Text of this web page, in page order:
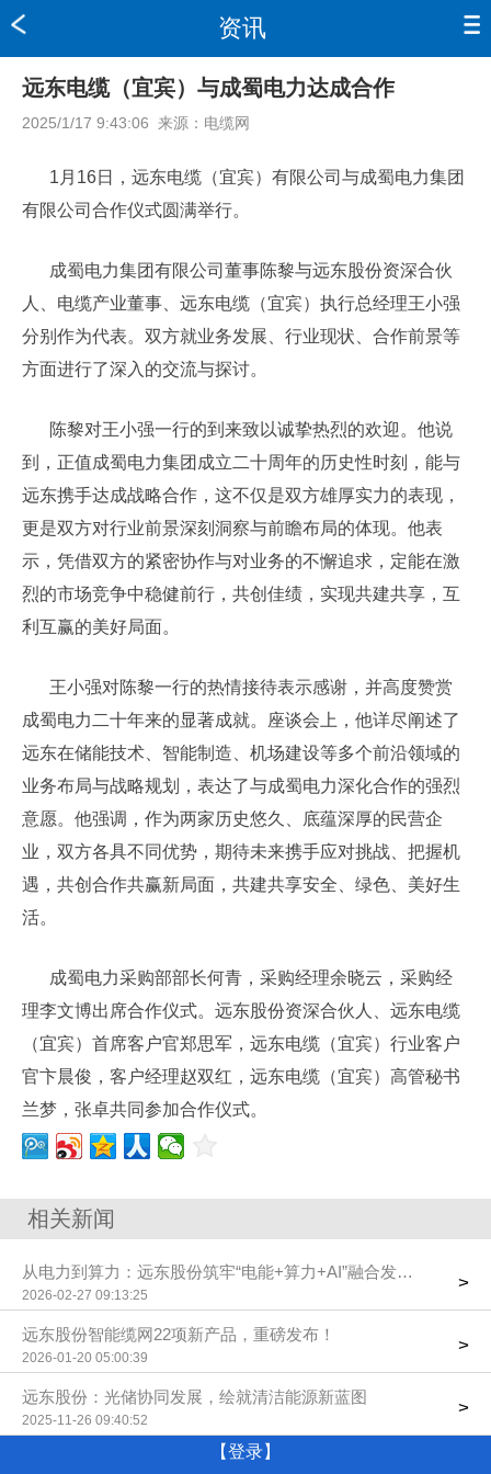
资讯
远东电缆（宜宾）与成蜀电力达成合作
2025/1/17 9:43:06 来源： 电缆网
1月16日，远东电缆（宜宾）有限公司与成蜀电力集团
有限公司合作仪式圆满举行。
成蜀电力集团有限公司董事陈黎与远东股份资深合伙
人、电缆产业董事、远东电缆（宜宾）执行总经理王小强
分别作为代表。双方就业务发展、行业现状、合作前景等
方面进行了深入的交流与探讨。
陈黎对王小强一行的到来致以诚挚热烈的欢迎。他说
到，正值成蜀电力集团成立二十周年的历史性时刻，能与
远东携手达成战略合作，这不仅是双方雄厚实力的表现，
更是双方对行业前景深刻洞察与前瞻布局的体现。他表
示，凭借双方的紧密协作与对业务的不懈追求，定能在激
烈的市场竞争中稳健前行，共创佳绩，实现共建共享，互
利互赢的美好局面。
王小强对陈黎一行的热情接待表示感谢，并高度赞赏
成蜀电力二十年来的显著成就。座谈会上，他详尽阐述了
远东在储能技术、智能制造、机场建设等多个前沿领域的
业务布局与战略规划，表达了与成蜀电力深化合作的强烈
意愿。他强调，作为两家历史悠久、底蕴深厚的民营企
业，双方各具不同优势，期待未来携手应对挑战、把握机
遇，共创合作共赢新局面，共建共享安全、绿色、美好生
活。
成蜀电力采购部部长何青，采购经理余晓云，采购经
理李文博出席合作仪式。远东股份资深合伙人、远东电缆
（宜宾）首席客户官郑思军，远东电缆（宜宾）行业客户
官卞晨俊，客户经理赵双红，远东电缆（宜宾）高管秘书
兰梦，张卓共同参加合作仪式。
相关新闻
从电力到算力：远东股份筑牢“电能+算力+AI”融合发展根基
2026-02-27 09:13:25
>
远东股份智能缆网22项新产品，重磅发布！
2026-01-20 05:00:39
>
远东股份：光储协同发展，绘就清洁能源新蓝图
2025-11-26 09:40:52
>
【登录】